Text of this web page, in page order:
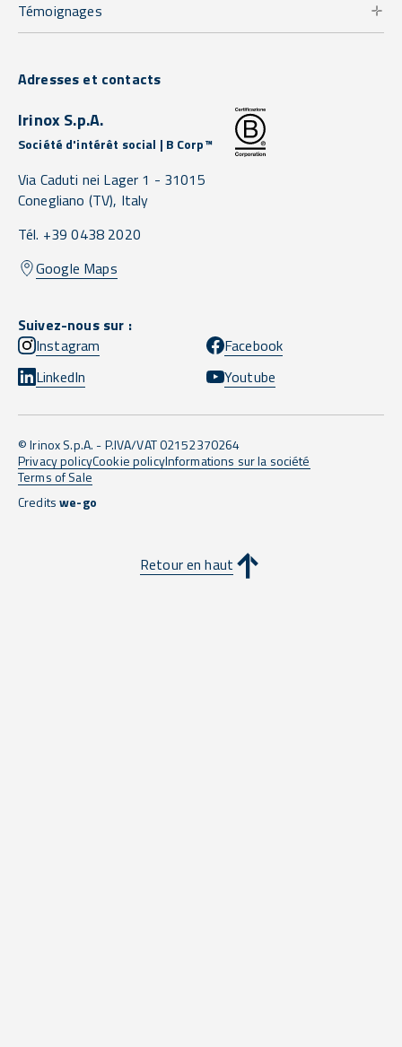
Témoignages
Adresses et contacts
Irinox S.p.A.
Société d'intérêt social | B Corp™
Via Caduti nei Lager 1 - 31015
Conegliano (TV), Italy
Tél. +39 0438 2020
Google Maps
Suivez-nous sur :
Instagram
Facebook
LinkedIn
Youtube
© Irinox S.p.A. - P.IVA/VAT 02152370264
Privacy policyCookie policyInformations sur la société
Terms of Sale
Creditswe-go
Retour en haut